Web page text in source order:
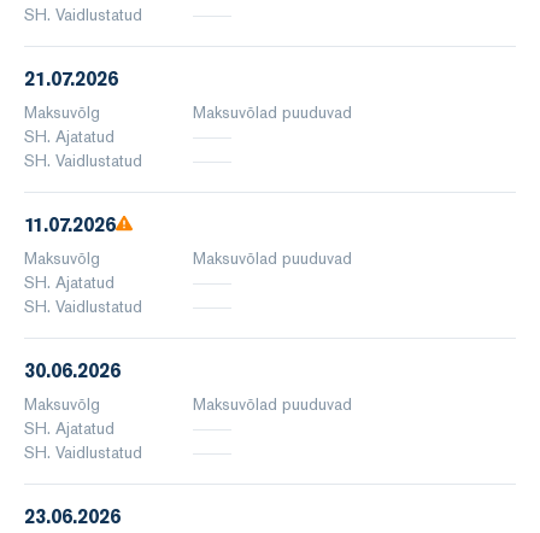
SH. Vaidlustatud
21.07.2026
Maksuvõlg
Maksuvõlad puuduvad
SH. Ajatatud
SH. Vaidlustatud
11.07.2026
Maksuvõlg
Maksuvõlad puuduvad
SH. Ajatatud
SH. Vaidlustatud
30.06.2026
Maksuvõlg
Maksuvõlad puuduvad
SH. Ajatatud
SH. Vaidlustatud
23.06.2026